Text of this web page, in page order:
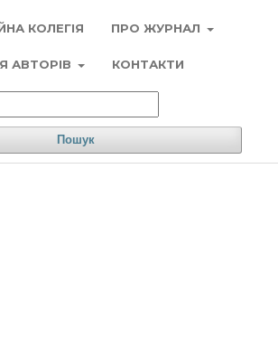
КОЛЕГІЯ ПРО ЖУРНАЛ
АВТОРІВ КОНТАКТИ
Пошук